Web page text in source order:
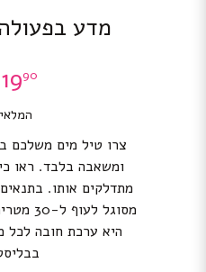
מדע
90
צרו טיל מים משלכם
ומשאבה בלבד. ראו
מתדלקים אותו.
מסוגל
היא ערכת חובה לכל